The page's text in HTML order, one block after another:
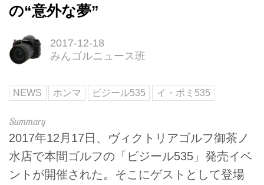
の“意外な夢”
2017-12-18
みんゴルニュース班
NEWS ホンマ ビジール535 イ・ボミ535
2017年12月17日、ヴィクトリアゴルフ御茶ノ
水店で本間ゴルフの「ビジール535」発売イベ
ントが開催された。そこにゲストとして登場